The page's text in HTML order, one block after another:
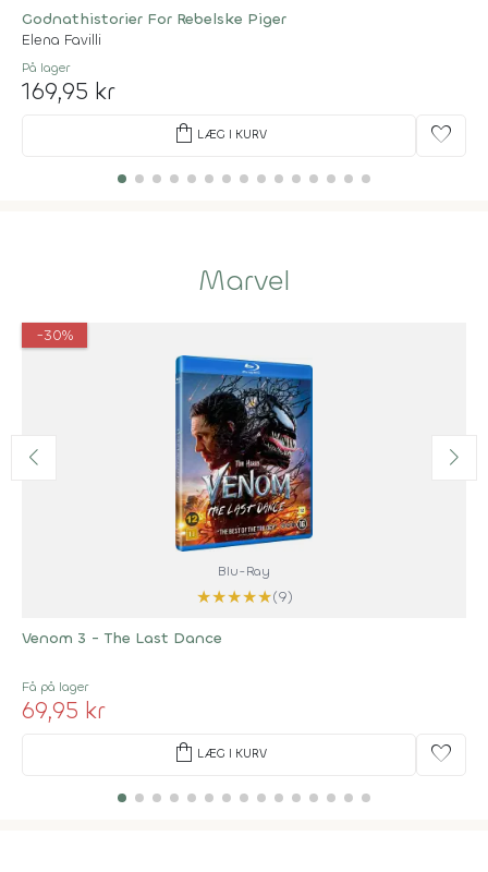
Godnathistorier For Rebelske Piger
Elena Favilli
På lager
169,95 kr
shopping_bag LÆG I KURV favorite
Marvel
-30%
Blu-Ray
★★★★★(9)
Venom 3 - The Last Dance
Få på lager
69,95 kr
shopping_bag LÆG I KURV favorite